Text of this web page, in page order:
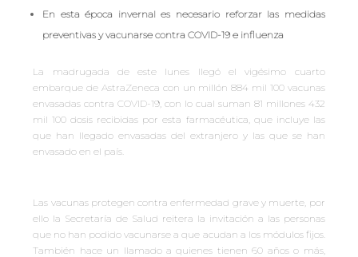
En esta época invernal es necesario reforzar las medidas
preventivas y vacunarse contra COVID-19 e influenza
La madrugada de este lunes llegó el vigésimo cuarto
embarque de AstraZeneca con un millón 884 mil 100 vacunas
envasadas contra COVID-19, con lo cual suman 81 millones 432
mil 100 dosis recibidas por esta farmacéutica, que incluye las
que han llegado envasadas del extranjero y las que se han
envasado en el país.
Las vacunas protegen contra enfermedad grave y muerte, por
ello la Secretaría de Salud reitera la invitación a las personas
que no han podido vacunarse a que acudan a los módulos fijos.
También hace un llamado a quienes tienen 60 años o más,